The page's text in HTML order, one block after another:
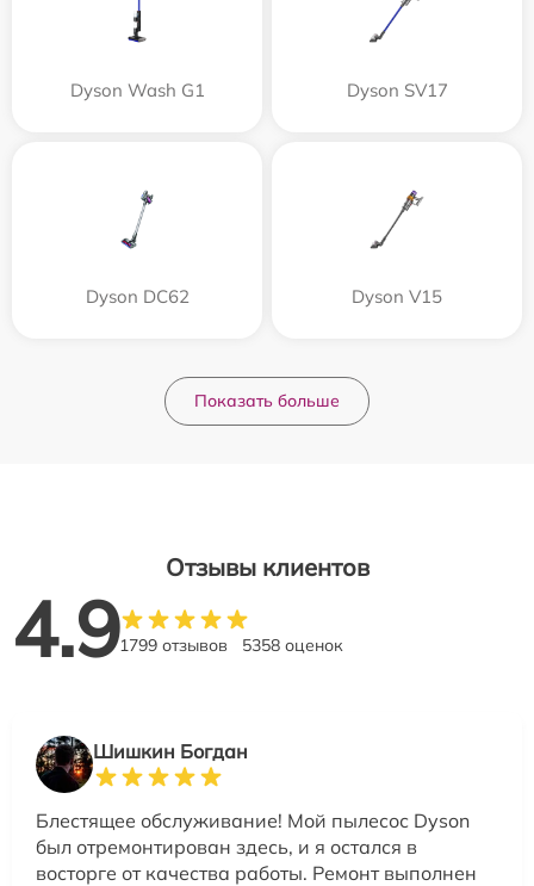
Dyson Wash G1 Dyson SV17
Dyson DC62 Dyson V15
Показать больше
Отзывы клиентов
4.91799 отзывов 5358 оценок
Шишкин Богдан
Блестящее обслуживание! Мой пылесос Dyson
был отремонтирован здесь, и я остался в
восторге от качества работы. Ремонт выполнен